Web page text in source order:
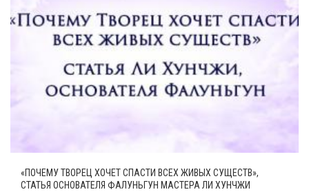
«ПОЧЕМУ ТВОРЕЦ ХОЧЕТ СПАСТИ ВСЕХ ЖИВЫХ СУЩЕСТВ»,
СТАТЬЯ ОСНОВАТЕЛЯ ФАЛУНЬГУН МАСТЕРА ЛИ ХУНЧЖИ